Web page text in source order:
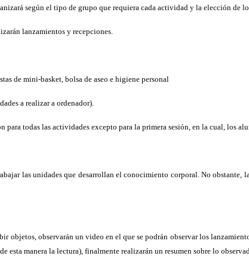
según el tipo de grupo que requiera cada actividad y la elección de
lanzamientos y recepciones.
de mini-basket, bolsa de aseo e higiene personal
a realizar a ordenador).
todas las actividades excepto para la primera sesión, en la cual, los
las unidades que desarrollan el conocimiento corporal. No obstante,
objetos, observarán un video en el que se podrán observar los
esta manera la lectura), finalmente realizarán un resumen sobre lo